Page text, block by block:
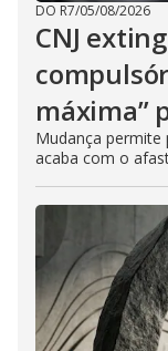
DO R7/05/08/2026
CNJ
máxima”
Mudança permite
acaba com o